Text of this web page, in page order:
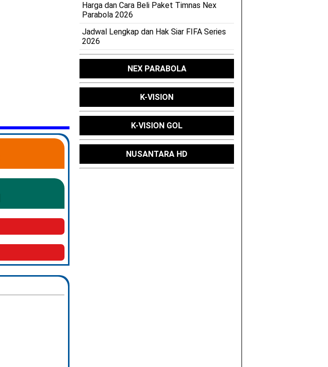
Harga dan Cara Beli Paket Timnas Nex
Parabola 2026
Jadwal Lengkap dan Hak Siar FIFA Series
2026
NEX PARABOLA
K-VISION
K-VISION GOL
NUSANTARA HD